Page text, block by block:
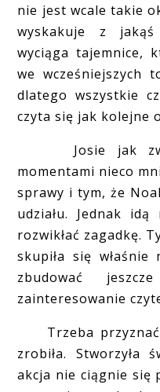
nie jest wcale takie
wyskakuje z
wyciąga tajemnice,
we wcześniejszych
dlatego wszystkie
czyta się jak kolejne
Josie jak
momentami nieco
sprawy i tym, że
udziału. Jednak
rozwikłać zagadkę.
skupiła się
zbudować
zainteresowanie
Trzeba
zrobiła.
akcja nie ciągnie się